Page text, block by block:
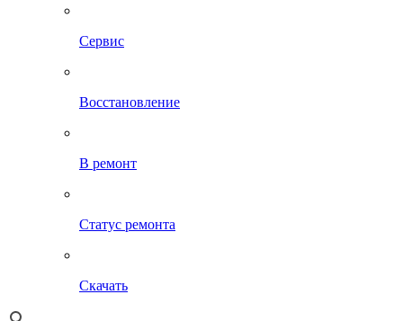
Сервис
Восстановление
В ремонт
Статус ремонта
Скачать